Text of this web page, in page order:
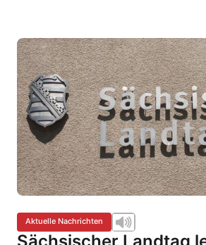
Aktuelle Nachrichten
Sächsischer Landtag